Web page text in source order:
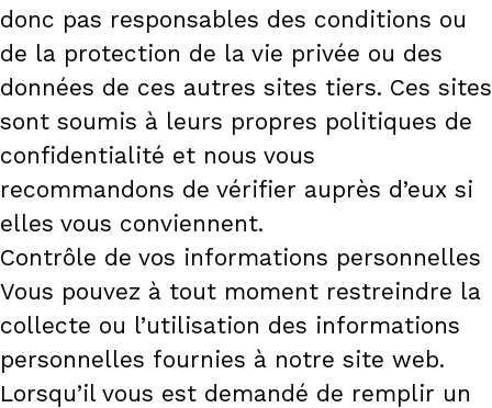
donc pas responsables des conditions ou
de la protection de la vie privée ou des
données de ces autres sites tiers. Ces sites
sont soumis à leurs propres politiques de
confidentialité et nous vous
recommandons de vérifier auprès d’eux si
elles vous conviennent.
Contrôle de vos informations personnelles
Vous pouvez à tout moment restreindre la
collecte ou l’utilisation des informations
personnelles fournies à notre site web.
Lorsqu’il vous est demandé de remplir un